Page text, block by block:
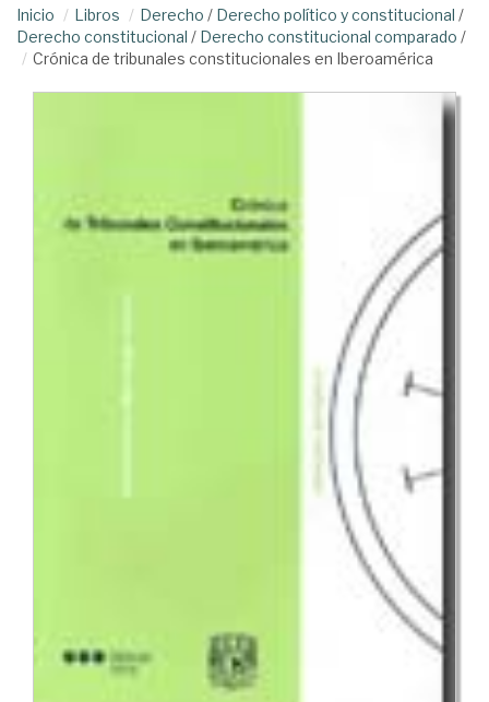
Inicio Libros Derecho / Derecho político y constitucional /
Derecho constitucional / Derecho constitucional comparado /
Crónica de tribunales constitucionales en Iberoamérica